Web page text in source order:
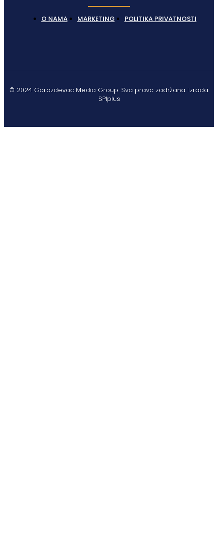
O NAMA MARKETING POLITIKA PRIVATNOSTI
© 2024 Gorazdevac Media Group. Sva prava zadržana. Izrada:
SPIplus